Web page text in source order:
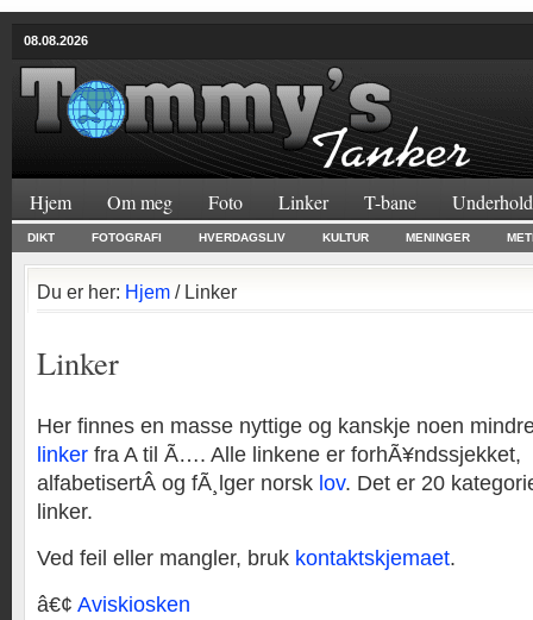
08.08.2026
Hjem Om meg Foto Linker T-bane
DIKT FOTOGRAFI HVERDAGSLIV KULTUR MENINGER
Du er her: Hjem / Linker
Linker
Her finnes en masse nyttige og kanskje noen
linker fra A til Ã…. Alle linkene er forhÃ¥ndssjekket,
alfabetisertÂ og fÃ¸lger norsk lov. Det er 20
linker.
Ved feil eller mangler, bruk kontaktskjemaet.
â€¢ Aviskiosken